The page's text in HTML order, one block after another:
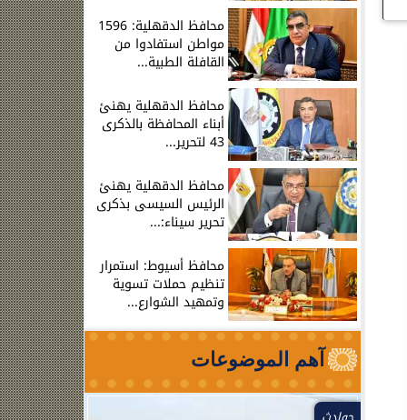
محافظ الدقهلية: 1596
مواطن استفادوا من
القافلة الطبية...
محافظ الدقهلية يهنئ
أبناء المحافظة بالذكرى
43 لتحرير...
محافظ الدقهلية يهنئ
الرئيس السيسى بذكرى
تحرير سيناء:...
محافظ أسيوط: استمرار
تنظيم حملات تسوية
وتمهيد الشوارع...
آهم الموضوعات